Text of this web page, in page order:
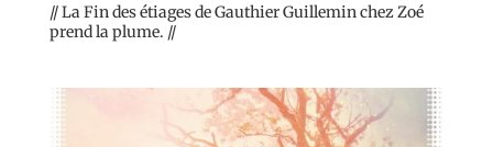
// La Fin des étiages de Gauthier Guillemin chez Zoé
prend la plume. //